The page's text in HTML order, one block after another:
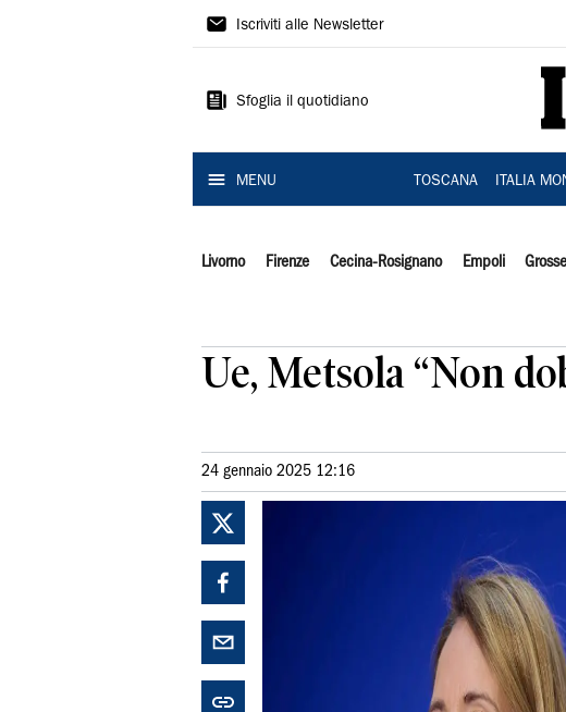
Il
Iscriviti alle Newsletter
Sfoglia il quotidiano
MENU TOSCANA ITALIA
Livorno Firenze Cecina-Rosignano Empoli
Ue, Metsola “Non
24 gennaio 2025 12:16